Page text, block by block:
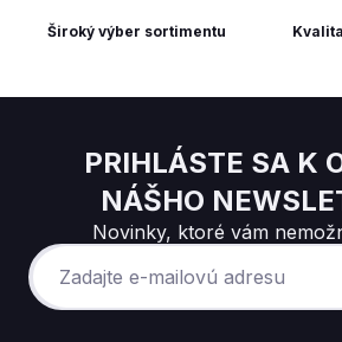
Široký výber sortimentu
PRIHLÁSTE SA K
NÁŠHO
Novinky, ktoré vám